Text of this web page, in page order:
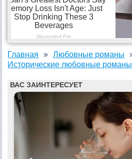
Главная
Любовные романы
Исторические любовные романы